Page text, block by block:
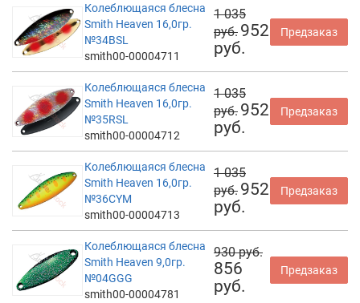
Колеблющаяся блесна
Smith Heaven 16,0гр.
№34BSL
smith00-00004711
1 035
руб. 952
руб.
Предзаказ
Колеблющаяся блесна
Smith Heaven 16,0гр.
№35RSL
smith00-00004712
1 035
руб. 952
руб.
Предзаказ
Колеблющаяся блесна
Smith Heaven 16,0гр.
№36CYM
smith00-00004713
1 035
руб. 952
руб.
Предзаказ
Колеблющаяся блесна
Smith Heaven 9,0гр.
№04GGG
smith00-00004781
930 руб.
856
руб.
Предзаказ